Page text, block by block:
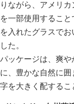
りながら、アメリ
を一部使用するこ
を入れたグラスで
した。
パッケージは、爽
に、豊かな自然に
字を大きく配するこ